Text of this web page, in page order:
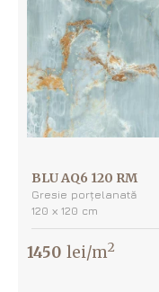
BLU AQ6 120 RM
Gresie porțelanată
120 х 120 cm
1450 lei/m2